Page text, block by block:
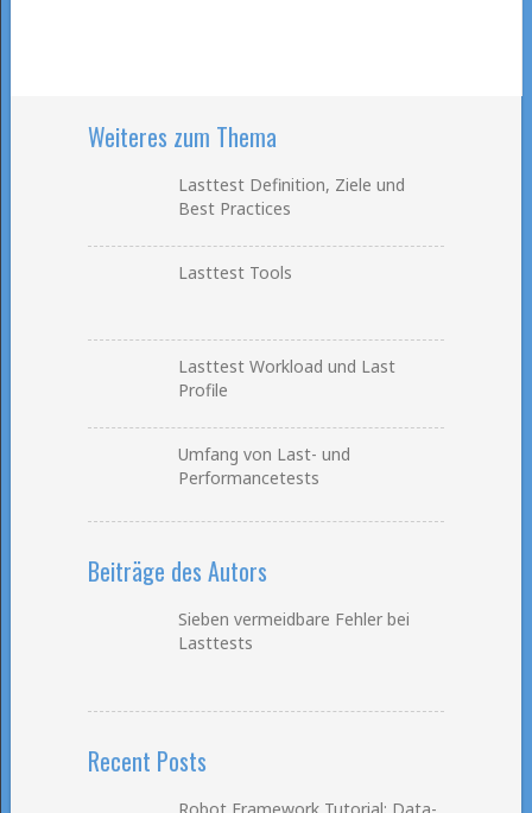
Weiteres zum Thema
Lasttest Definition, Ziele und
Best Practices
Lasttest Tools
Lasttest Workload und Last
Profile
Umfang von Last- und
Performancetests
Beiträge des Autors
Sieben vermeidbare Fehler bei
Lasttests
Recent Posts